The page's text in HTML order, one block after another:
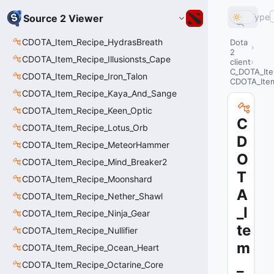
Source 2 Viewer
CDOTA_Item_Recipe_HydrasBreath
CDOTA_Item_Recipe_Illusionsts_Cape
CDOTA_Item_Recipe_Iron_Talon
CDOTA_Item_Recipe_Kaya_And_Sange
CDOTA_Item_Recipe_Keen_Optic
CDOTA_Item_Recipe_Lotus_Orb
CDOTA_Item_Recipe_MeteorHammer
CDOTA_Item_Recipe_Mind_Breaker2
CDOTA_Item_Recipe_Moonshard
CDOTA_Item_Recipe_Nether_Shawl
CDOTA_Item_Recipe_Ninja_Gear
CDOTA_Item_Recipe_Nullifier
CDOTA_Item_Recipe_Ocean_Heart
CDOTA_Item_Recipe_Octarine_Core
Type
Dota
2
client
C
D
O
T
A
_I
te
m